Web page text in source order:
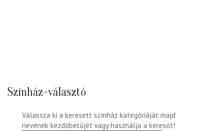
Színház-választó
Válassza ki a keresett színház kategóriáját majd
nevének kezdőbetűjét vagy használja a keresőt!